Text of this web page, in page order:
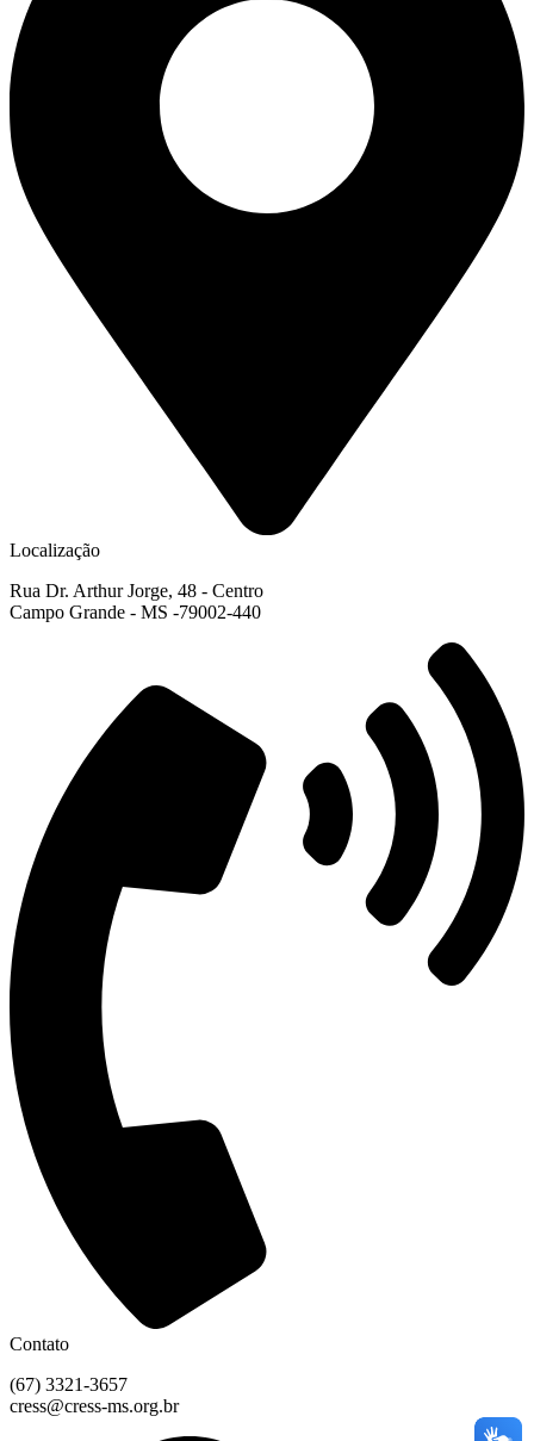
Localização
Rua Dr. Arthur Jorge, 48 - Centro
Campo Grande - MS -79002-440
Contato
(67) 3321-3657
cress@cress-ms.org.br